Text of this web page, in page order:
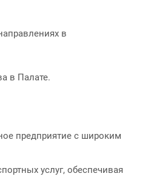
в
в Палате.
предприятие с широким
услуг, обеспечивая